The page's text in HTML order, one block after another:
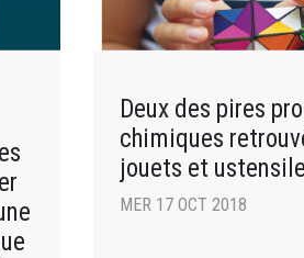
Deux des pires
chimiques
jouets et
MER 17 OCT 2018